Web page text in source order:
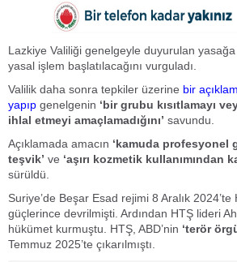
Lazkiye Valiliği genelgeyle duyurulan
yasal işlem başlatılacağını vurguladı.
Valilik daha sonra tepkiler üzerine bir
yapıp genelgenin ‘bir grubu kısıtlamayı
ihlal etmeyi amaçlamadığını’ savundu.
Açıklamada amacın ‘kamuda profesyonel
teşvik’ ve ‘aşırı kozmetik kullanımından
sürüldü.
Suriye’de Beşar Esad rejimi 8 Aralık
güçlerince devrilmişti. Ardından HTŞ lideri
hükümet kurmuştu. HTŞ, ABD’nin ‘terör
Temmuz 2025’te çıkarılmıştı.